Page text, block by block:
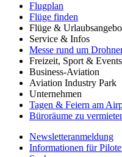
Flugplan
Flüge finden
Flüge &
Service & Infos
Messe rund um
Freizeit, Sport & Events
Business-Aviation
Aviation Industry Park
Unternehmen
Tagen & Feiern am
Büroräume zu
Newsletteranmeldung
Informationen für